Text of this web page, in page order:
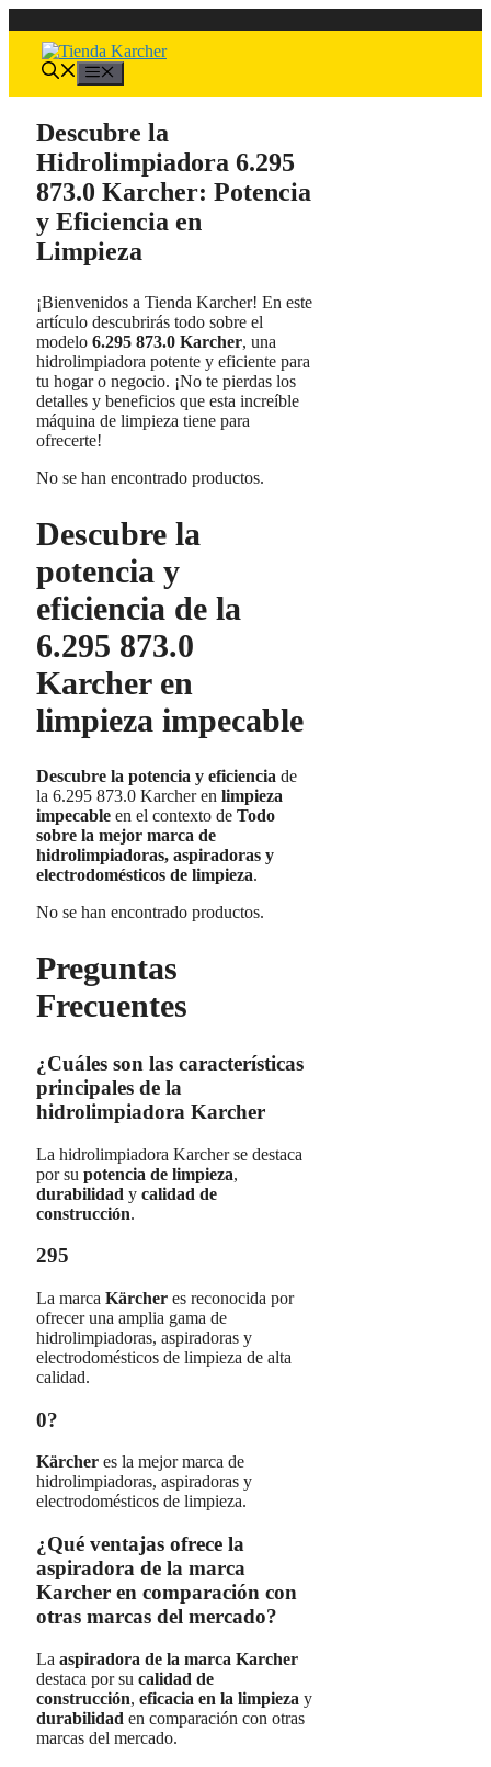
al
contenido
Descubre la
Hidrolimpiadora 6.295
873.0 Karcher: Potencia
y Eficiencia en
Limpieza
¡Bienvenidos a Tienda Karcher! En este
artículo descubrirás todo sobre el
modelo 6.295 873.0 Karcher, una
hidrolimpiadora potente y eficiente para
tu hogar o negocio. ¡No te pierdas los
detalles y beneficios que esta increíble
máquina de limpieza tiene para
ofrecerte!
No se han encontrado productos.
Descubre la
potencia y
eficiencia de la
6.295 873.0
Karcher en
limpieza impecable
Descubre la potencia y eficiencia de
la 6.295 873.0 Karcher en limpieza
impecable en el contexto de Todo
sobre la mejor marca de
hidrolimpiadoras, aspiradoras y
electrodomésticos de limpieza.
No se han encontrado productos.
Preguntas
Frecuentes
¿Cuáles son las características
principales de la
hidrolimpiadora Karcher
La hidrolimpiadora Karcher se destaca
por su potencia de limpieza,
durabilidad y calidad de
construcción.
295
La marca Kärcher es reconocida por
ofrecer una amplia gama de
hidrolimpiadoras, aspiradoras y
electrodomésticos de limpieza de alta
calidad.
0?
Kärcher es la mejor marca de
hidrolimpiadoras, aspiradoras y
electrodomésticos de limpieza.
¿Qué ventajas ofrece la
aspiradora de la marca
Karcher en comparación con
otras marcas del mercado?
La aspiradora de la marca Karcher
destaca por su calidad de
construcción, eficacia en la limpieza y
durabilidad en comparación con otras
marcas del mercado.